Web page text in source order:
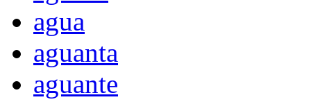
agua
aguanta
aguante